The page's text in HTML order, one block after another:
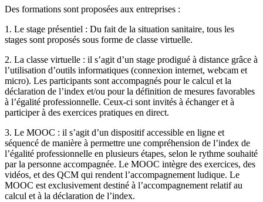
Des formations sont proposées aux entreprises :
1. Le stage présentiel : Du fait de la situation sanitaire, tous les
stages sont proposés sous forme de classe virtuelle.
2. La classe virtuelle : il s’agit d’un stage prodigué à distance grâce à
l’utilisation d’outils informatiques (connexion internet, webcam et
micro). Les participants sont accompagnés pour le calcul et la
déclaration de l’index et/ou pour la définition de mesures favorables
à l’égalité professionnelle. Ceux-ci sont invités à échanger et à
participer à des exercices pratiques en direct.
3. Le MOOC : il s’agit d’un dispositif accessible en ligne et
séquencé de manière à permettre une compréhension de l’index de
l’égalité professionnelle en plusieurs étapes, selon le rythme souhaité
par la personne accompagnée. Le MOOC intègre des exercices, des
vidéos, et des QCM qui rendent l’accompagnement ludique. Le
MOOC est exclusivement destiné à l’accompagnement relatif au
calcul et à la déclaration de l’index.